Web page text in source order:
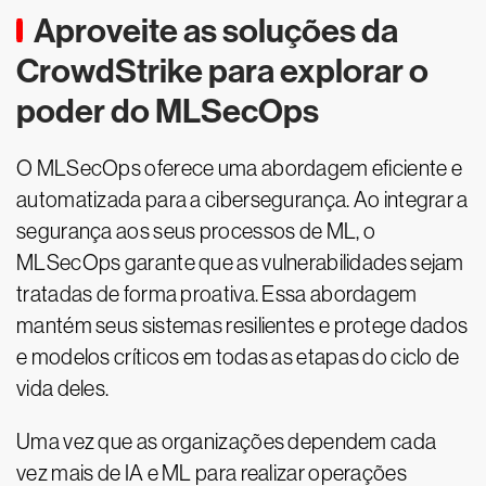
Aproveite as soluções da
CrowdStrike para explorar o
poder do MLSecOps
O MLSecOps oferece uma abordagem eficiente e
automatizada para a cibersegurança. Ao integrar a
segurança aos seus processos de ML, o
MLSecOps garante que as vulnerabilidades sejam
tratadas de forma proativa. Essa abordagem
mantém seus sistemas resilientes e protege dados
e modelos críticos em todas as etapas do ciclo de
vida deles.
Uma vez que as organizações dependem cada
vez mais de IA e ML para realizar operações